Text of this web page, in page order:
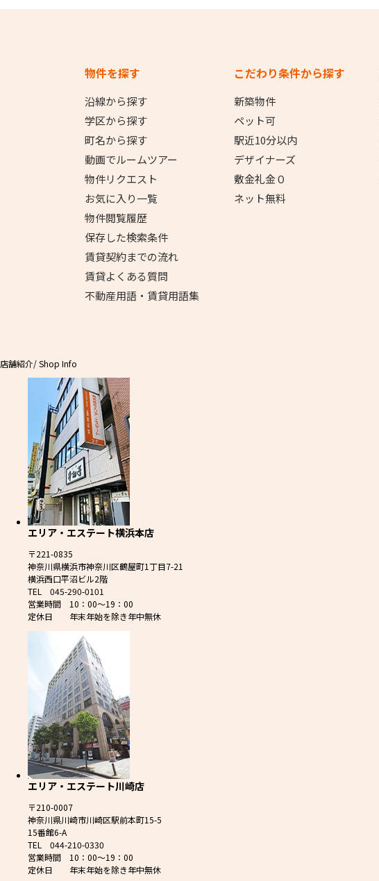
物件を探す
沿線から探す
学区から探す
町名から探す
動画でルームツアー
物件リクエスト
お気に入り一覧
物件閲覧履歴
保存した検索条件
賃貸契約までの流れ
賃貸よくある質問
不動産用語・賃貸用語集
こだわり条件から探す
新築物件
ペット可
駅近10分以内
デザイナーズ
敷金礼金０
ネット無料
店舗紹介/ Shop Info
エリア・エステート横浜本店
〒221-0835
神奈川県横浜市神奈川区鶴屋町1丁目7-21
横浜西口平沼ビル2階
TEL 045-290-0101
営業時間 10：00～19：00
定休日 年末年始を除き年中無休
エリア・エステート川崎店
〒210-0007
神奈川県川崎市川崎区駅前本町15-5
15番館6-A
TEL 044-210-0330
営業時間 10：00～19：00
定休日 年末年始を除き年中無休